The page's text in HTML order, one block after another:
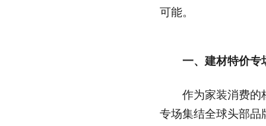
可能。
一、建材特价专
作为家装消费的
专场集结全球头部品